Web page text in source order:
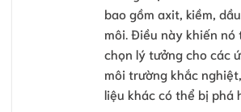
bao gồm axit, kiềm,
môi. Điều này khiến nó
chọn lý tưởng cho các
môi trường khắc
liệu khác có thể bị phá